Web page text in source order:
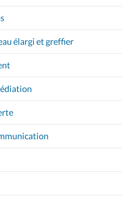
élargi et greffier